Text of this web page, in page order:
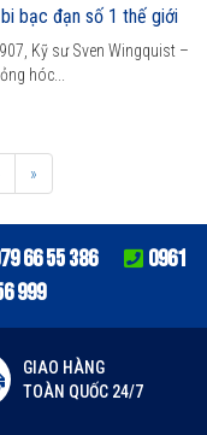
bạc đạn số 1 thế giới
Kỹ sư Sven Wingquist –
hóc...
»
66 55 386
0961
999
GIAO HÀNG
TOÀN QUỐC 24/7